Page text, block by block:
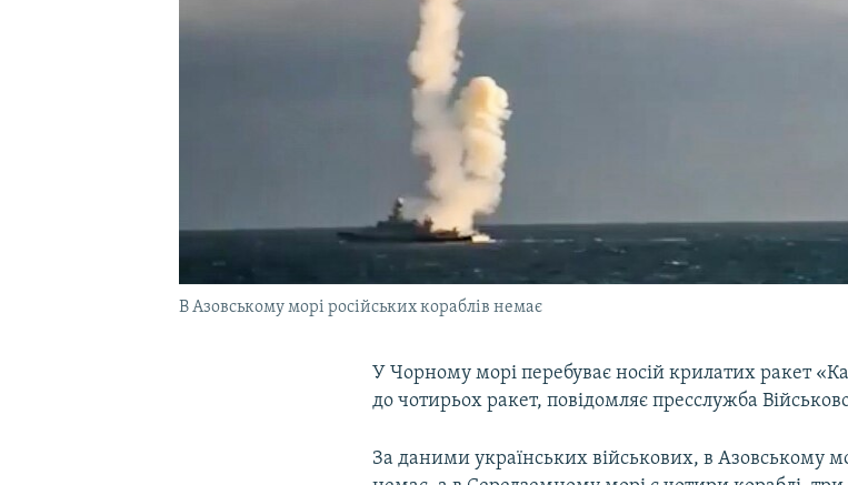
В Азовському морі російських кораблів немає
У Чорному морі перебуває носій крилатих ракет
до чотирьох ракет, повідомляє пресслужба
За даними українських військових, в Азовському